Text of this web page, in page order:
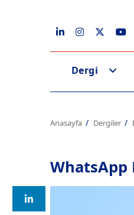
Dergi
Anasayfa Dergiler
WhatsApp